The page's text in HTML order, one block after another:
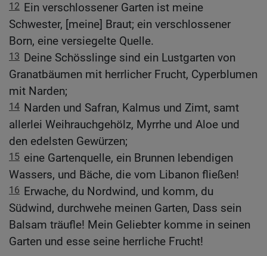
12 Ein verschlossener Garten ist meine
Schwester, [meine] Braut; ein verschlossener
Born, eine versiegelte Quelle.
13 Deine Schösslinge sind ein Lustgarten von
Granatbäumen mit herrlicher Frucht, Cyperblumen
mit Narden;
14 Narden und Safran, Kalmus und Zimt, samt
allerlei Weihrauchgehölz, Myrrhe und Aloe und
den edelsten Gewürzen;
15 eine Gartenquelle, ein Brunnen lebendigen
Wassers, und Bäche, die vom Libanon fließen!
16 Erwache, du Nordwind, und komm, du
Südwind, durchwehe meinen Garten, Dass sein
Balsam träufle! Mein Geliebter komme in seinen
Garten und esse seine herrliche Frucht!